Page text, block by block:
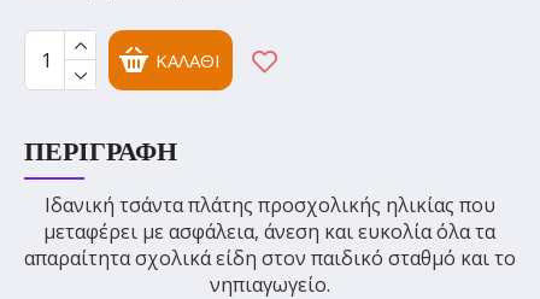
ΚΑΛΆΘΙ
ΠΕΡΙΓΡΑΦΉ
Ιδανική τσάντα πλάτης προσχολικής ηλικίας που
μεταφέρει με ασφάλεια, άνεση και ευκολία όλα τα
απαραίτητα σχολικά είδη στον παιδικό σταθμό και το
νηπιαγωγείο.